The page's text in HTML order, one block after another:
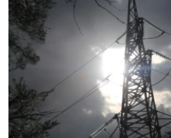
BLOGLAR
FİKİR
Русский
Українською